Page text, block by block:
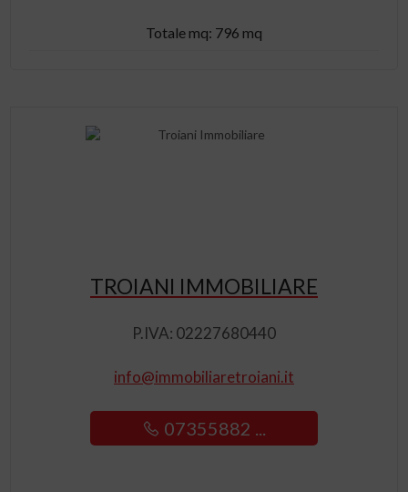
Totale mq: 796 mq
TROIANI IMMOBILIARE
P.IVA: 02227680440
info@immobiliaretroiani.it
07355882 ...